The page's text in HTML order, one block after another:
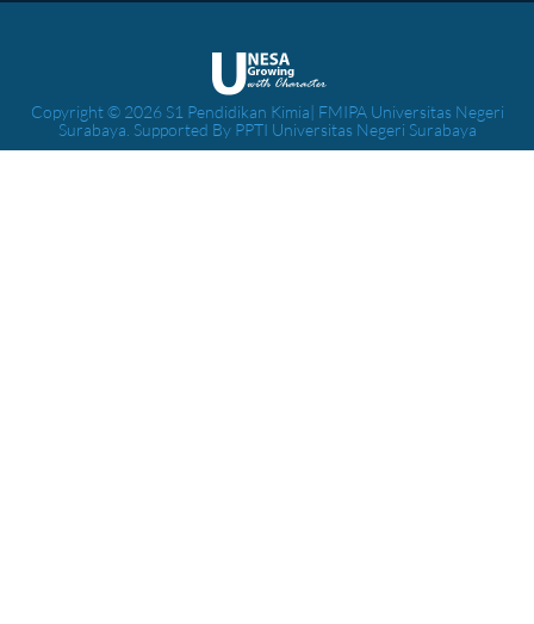
Copyright © 2026 S1 Pendidikan Kimia| FMIPA Universitas Negeri
Surabaya. Supported By PPTI Universitas Negeri Surabaya